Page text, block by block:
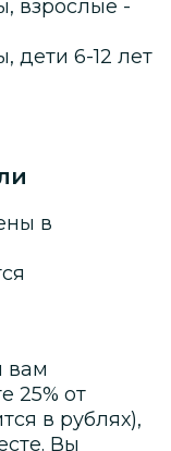
в нём.
взрослые -
дети 6-12 лет
в
вам
25% от
в рублях),
Вы